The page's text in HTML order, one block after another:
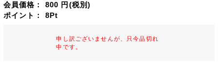
会員価格： 800 円(税別)
ポイント： 8Pt
申し訳ございませんが、只今品切れ
中です。